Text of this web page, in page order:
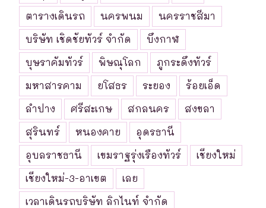
ตารางเดินรถ
นครพนม
นครราชสีมา
บริษัท เชิดชัยทัวร์ จำกัด
บึงกาฬ
บุษราคัมทัวร์
พิษณุโลก
ภูกระดึงทัวร์
มหาสารคาม
ยโสธร ระยอง
ร้อยเอ็ด
ลำปาง
ศรีสะเกษ สกลนคร
สงขลา
สุรินทร์
หนองคาย
อุดรธานี
อุบลราชธานี
เขมราฐรุ่งเรืองทัวร์
เชียงใหม่
เชียงใหม่-3-อาเขต
เลย
เวลาเดินรถบริษัท ลิกไนท์ จำกัด